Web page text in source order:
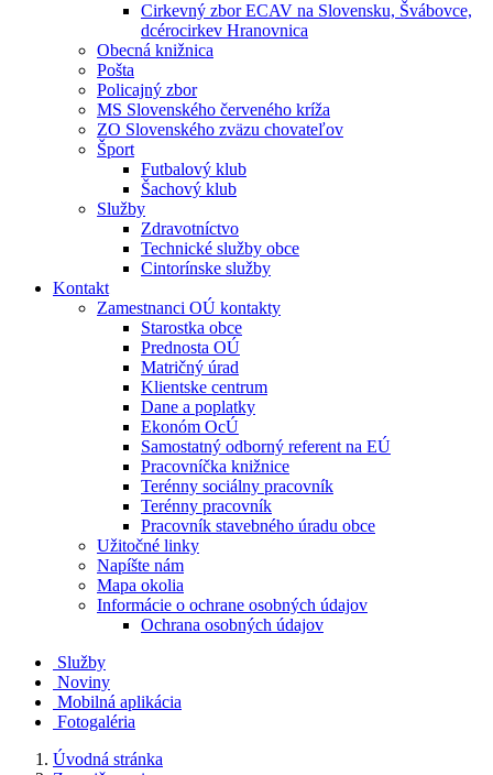
Cirkevný zbor ECAV na Slovensku, Švábovce,
dcérocirkev Hranovnica
Obecná knižnica
Pošta
Policajný zbor
MS Slovenského červeného kríža
ZO Slovenského zväzu chovateľov
Šport
Futbalový klub
Šachový klub
Služby
Zdravotníctvo
Technické služby obce
Cintorínske služby
Kontakt
Zamestnanci OÚ kontakty
Starostka obce
Prednosta OÚ
Matričný úrad
Klientske centrum
Dane a poplatky
Ekonóm OcÚ
Samostatný odborný referent na EÚ
Pracovníčka knižnice
Terénny sociálny pracovník
Terénny pracovník
Pracovník stavebného úradu obce
Užitočné linky
Napíšte nám
Mapa okolia
Informácie o ochrane osobných údajov
Ochrana osobných údajov
Služby
Noviny
Mobilná aplikácia
Fotogaléria
Úvodná stránka